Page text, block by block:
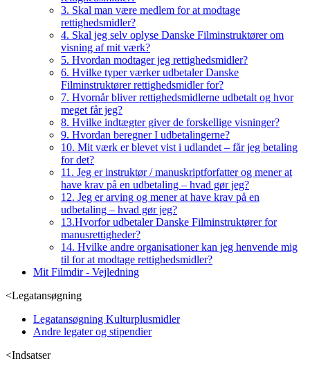
3. Skal man være medlem for at modtage
rettighedsmidler?
4. Skal jeg selv oplyse Danske Filminstruktører om
visning af mit værk?
5. Hvordan modtager jeg rettighedsmidler?
6. Hvilke typer værker udbetaler Danske
Filminstruktører rettighedsmidler for?
7. Hvornår bliver rettighedsmidlerne udbetalt og hvor
meget får jeg?
8. Hvilke indtægter giver de forskellige visninger?
9. Hvordan beregner I udbetalingerne?
10. Mit værk er blevet vist i udlandet – får jeg betaling
for det?
11. Jeg er instruktør / manuskriptforfatter og mener at
have krav på en udbetaling – hvad gør jeg?
12. Jeg er arving og mener at have krav på en
udbetaling – hvad gør jeg?
13.Hvorfor udbetaler Danske Filminstruktører for
manusrettigheder?
14. Hvilke andre organisationer kan jeg henvende mig
til for at modtage rettighedsmidler?
Mit Filmdir - Vejledning
<Legatansøgning
Legatansøgning Kulturplusmidler
Andre legater og stipendier
<Indsatser